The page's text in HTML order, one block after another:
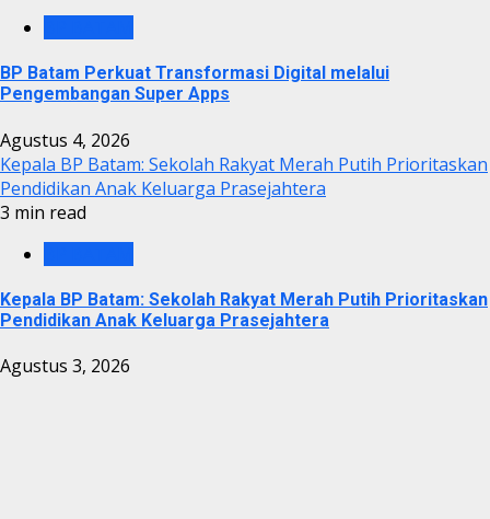
BP Batam Perkuat Transformasi Digital melalui
Pengembangan Super Apps
Agustus 4, 2026
Kepala BP Batam: Sekolah Rakyat Merah Putih Prioritaskan
Pendidikan Anak Keluarga Prasejahtera
3 min read
Kepala BP Batam: Sekolah Rakyat Merah Putih Prioritaskan
Pendidikan Anak Keluarga Prasejahtera
Agustus 3, 2026